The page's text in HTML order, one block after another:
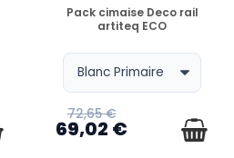
EN STOCK
Pack cimaise Deco rail
artiteq ECO
72,65 €
69,02 €